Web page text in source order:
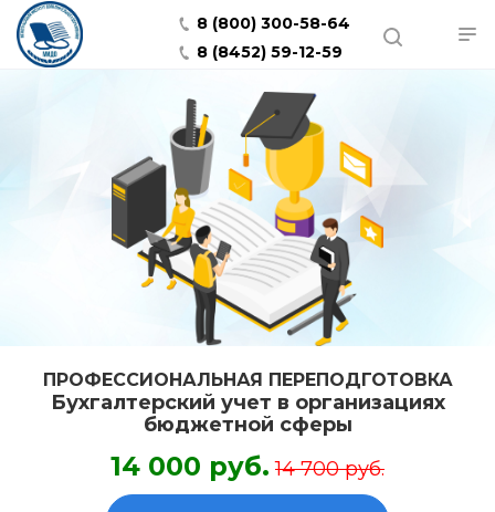
8 (800) 300-58-64
8 (8452) 59-12-59
ПРОФЕССИОНАЛЬНАЯ ПЕРЕПОДГОТОВКА
Бухгалтерский учет в организациях
бюджетной сферы
14 000 руб. 14 700 руб.